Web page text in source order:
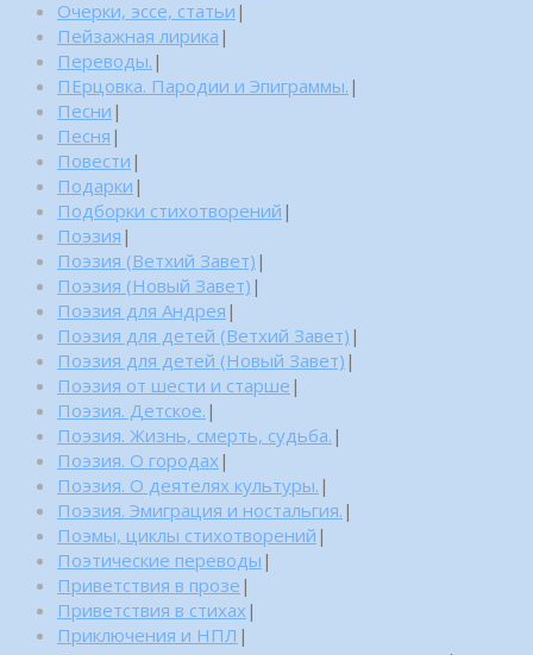
Очерки, эссе, статьи |
Пейзажная лирика |
Переводы. |
ПЕрцовка. Пародии и Эпиграммы. |
Песни |
Песня |
Повести |
Подарки |
Подборки стихотворений |
Поэзия |
Поэзия (Ветхий Завет) |
Поэзия (Новый Завет) |
Поэзия для Андрея |
Поэзия для детей (Ветхий Завет) |
Поэзия для детей (Новый Завет) |
Поэзия от шести и старше |
Поэзия. Детское. |
Поэзия. Жизнь, смерть, судьба. |
Поэзия. О городах |
Поэзия. О деятелях культуры. |
Поэзия. Эмиграция и ностальгия. |
Поэмы, циклы стихотворений |
Поэтические переводы |
Приветствия в прозе |
Приветствия в стихах |
Приключения и НПЛ |